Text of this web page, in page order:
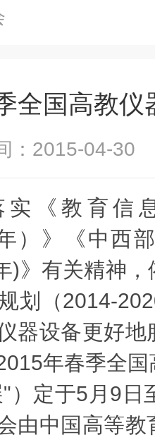
全国高教仪
：2015-04-
实《教育信
年）》《中西
》有关精神，
划（2014-
器设备更好
年春季全
"）定于5月9
由中国高等